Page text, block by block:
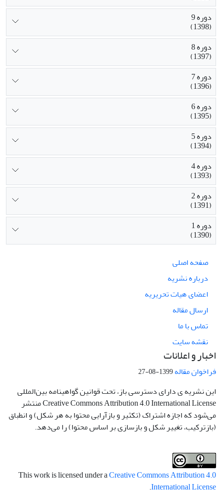
دوره 9
(1398)
دوره 8
(1397)
دوره 7
(1396)
دوره 6
(1395)
دوره 5
(1394)
دوره 4
(1393)
دوره 2
(1391)
دوره 1
(1390)
صفحه اصلی
درباره نشریه
اعضای هیات تحریریه
ارسال مقاله
تماس با ما
نقشه سایت
اخبار و اعلانات
فراخوان مقاله1399-08-27
این نشریه ی دارای دسترسی باز، تحت قوانین گواهینامه بین‌المللی
Creative Commons Attribution 4.0 International License منتشر
می‌شود که اجازه اشتراک (تکثیر و بازآرایی محتوا به هر شکل) و انطباق
(بازترکیب، تغییر شکل و بازسازی بر اساس محتوا) را می‌دهد.
This work is licensed under aCreative Commons Attribution 4.0
International License
.